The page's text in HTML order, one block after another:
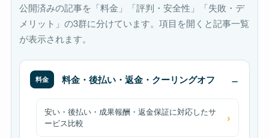
公開済みの記事を「料金」「評判・安全性」「失敗・デ
メリット」の3群に分けています。項目を開くと記事一覧
が表示されます。
料金 料金・後払い・返金・クーリングオフ
安い・後払い・成果報酬・返金保証に対応したサ
ービス比較